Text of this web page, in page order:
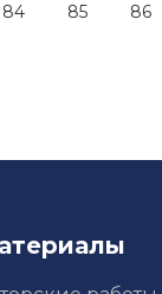
84 85 86